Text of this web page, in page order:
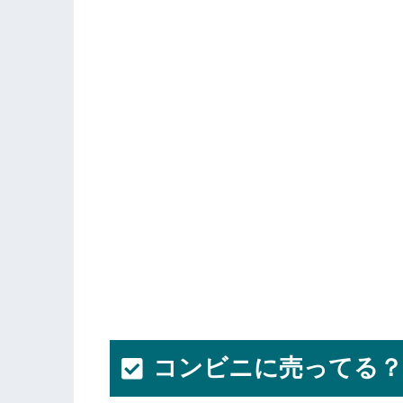
コンビニに売ってる？